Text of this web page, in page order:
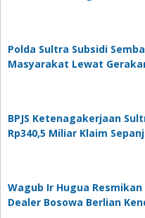
Polda Sultra Subsidi
Masyarakat Lewat
BPJS Ketenagakerjaan
Rp340,5 Miliar Klaim
Wagub Ir Hugua Resmikan
Dealer Bosowa Berlian